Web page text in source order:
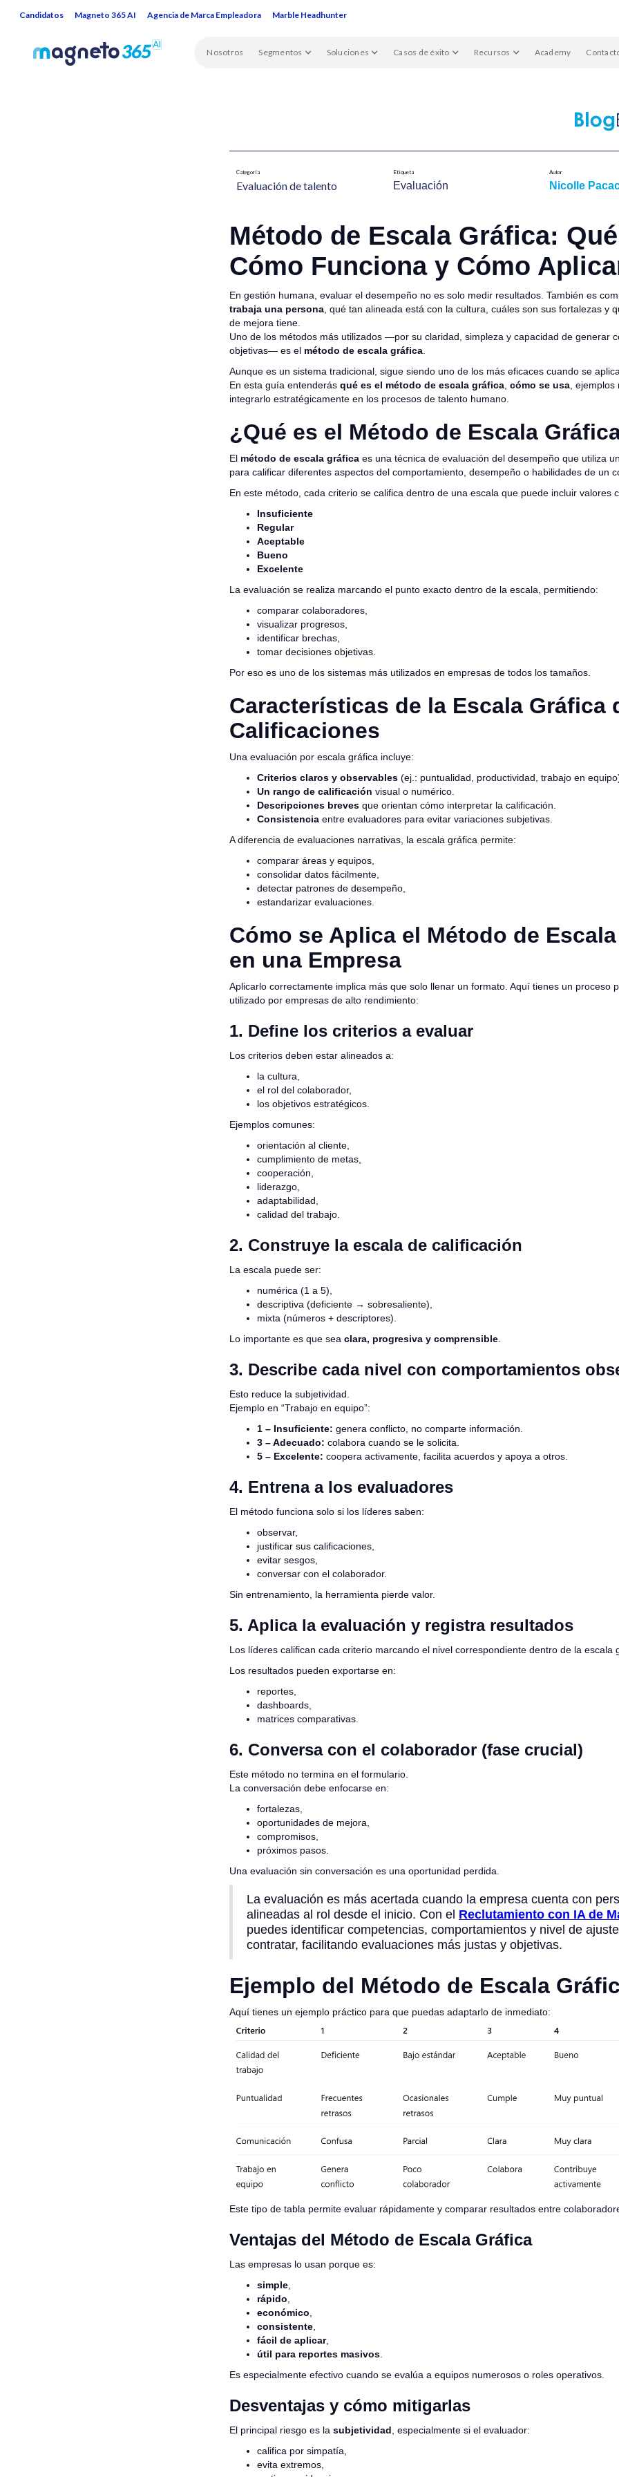
Candidatos Magneto 365 AI Agencia de Marca Empleadora Marble Headhunter
Nosotros Segmentos Soluciones Casos de éxito Recursos Academy
Categoría
Evaluación de talent​o
Etiqueta
Evaluación
Autor
Nicolle
Método de Escala Gráfica:
Cómo Funciona y Cómo
En gestión humana, evaluar el desempeño no es solo medir resultados. También es
trabaja una persona , qué tan alineada está con la cultura, cuáles son sus fortalezas y
de mejora tiene.
Uno de los métodos más utilizados —por su claridad, simpleza y capacidad de generar
objetivas— es el método de escala gráfica
Aunque es un sistema tradicional, sigue siendo uno de los más eficaces cuando se
En esta guía entenderás qué es el método de escala gráfica cómo se usa ,
integrarlo estratégicamente en los procesos de talento humano.
¿Qué es el Método de Escala
El método de escala gráfica es una técnica de evaluación del desempeño que utiliza
para calificar diferentes aspectos del comportamiento, desempeño o habilidades de un
En este método, cada criterio se califica dentro de una escala que puede incluir valores
Insuficiente
Regular
Aceptable
Bueno
Excelente
La evaluación se realiza marcando el punto exacto dentro de la escala, permitiendo:
comparar colaboradores,
visualizar progresos,
identificar brechas,
tomar decisiones objetivas.
Por eso es uno de los sistemas más utilizados en empresas de todos los tamaños.
Características de la Escala Gráfica
Calificaciones
Una evaluación por escala gráfica incluye:
Criterios claros y observables (ej.: puntualidad, productividad, trabajo en
Un rango de calificación visual o numérico.
Descripciones breves que orientan cómo interpretar la calificación.
Consistencia entre evaluadores para evitar variaciones subjetivas.
A diferencia de evaluaciones narrativas, la escala gráfica permite:
comparar áreas y equipos,
consolidar datos fácilmente,
detectar patrones de desempeño,
estandarizar evaluaciones.
Cómo se Aplica el Método de
en una Empresa
Aplicarlo correctamente implica más que solo llenar un formato. Aquí tienes un proceso
utilizado por empresas de alto rendimiento:
1. Define los criterios a evaluar
Los criterios deben estar alineados a:
la cultura,
el rol del colaborador,
los objetivos estratégicos.
Ejemplos comunes:
orientación al cliente,
cumplimiento de metas,
cooperación,
liderazgo,
adaptabilidad,
calidad del trabajo.
2. Construye la escala de calificación
La escala puede ser:
numérica (1 a 5),
descriptiva (deficiente → sobresaliente),
mixta (números + descriptores).
Lo importante es que sea clara, progresiva y comprensible
3. Describe cada nivel con comportamientos
Esto reduce la subjetividad.
Ejemplo en “Trabajo en equipo”:
1 – Insuficiente: genera conflicto, no comparte información.
3 – Adecuado: colabora cuando se le solicita.
5 – Excelente: coopera activamente, facilita acuerdos y apoya a otros.
4. Entrena a los evaluadores
El método funciona solo si los líderes saben:
observar,
justificar sus calificaciones,
evitar sesgos,
conversar con el colaborador.
Sin entrenamiento, la herramienta pierde valor.
5. Aplica la evaluación y registra resultados
Los líderes califican cada criterio marcando el nivel correspondiente dentro de la escala
Los resultados pueden exportarse en:
reportes,
dashboards,
matrices comparativas.
6. Conversa con el colaborador (fase crucial)
Este método no termina en el formulario.
La conversación debe enfocarse en:
fortalezas,
oportunidades de mejora,
compromisos,
próximos pasos.
Una evaluación sin conversación es una oportunidad perdida.
La evaluación es más acertada cuando la empresa cuenta con
alineadas al rol desde el inicio. Con el Reclutamiento con IA de
puedes identificar competencias, comportamientos y nivel de
contratar, facilitando evaluaciones más justas y objetivas.
Ejemplo del Método de Escala
Aquí tienes un ejemplo práctico para que puedas adaptarlo de inmediato:
Este tipo de tabla permite evaluar rápidamente y comparar resultados entre
Ventajas del Método de Escala Gráfica
Las empresas lo usan porque es:
simple
rápido
económico
consistente
fácil de aplicar,
útil para reportes masivos
Es especialmente efectivo cuando se evalúa a equipos numerosos o roles operativos.
Desventajas y cómo mitigarlas
El principal riesgo es la subjetividad , especialmente si el evaluador:
califica por simpatía,
evita extremos,